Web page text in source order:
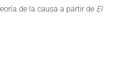
de la causa a partir de El